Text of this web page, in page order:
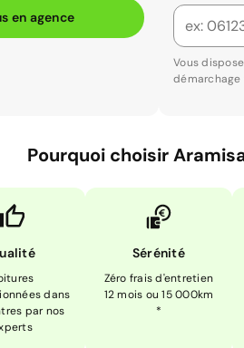
en agence
Vous
démarchage
Pourquoi choisir
dans
par nos
Sérénité
Zéro frais d'entretien
12 mois ou 15 000km
*